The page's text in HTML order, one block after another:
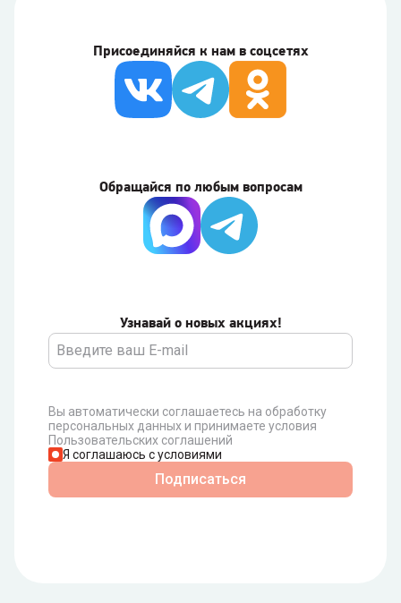
Присоединяйся к нам в соцсетях
Узнавай о новых акциях!
Вы автоматически соглашаетесь на обработку
персональных данных и принимаете условия
Пользовательских соглашений
Я соглашаюсь с условиями
Подписаться
Обращайся по любым вопросам